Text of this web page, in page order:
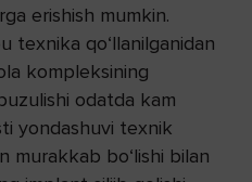
erishish mumkin.
texnika qo‘llanilganidan
kompleksining
odatda kam
yondashuvi texnik
murakkab bo‘lishi bilan